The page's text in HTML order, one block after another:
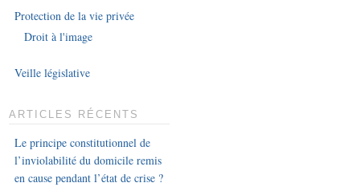
Protection de la vie privée
Droit à l'image
Veille législative
ARTICLES RÉCENTS
Le principe constitutionnel de
l’inviolabilité du domicile remis
en cause pendant l’état de crise ?